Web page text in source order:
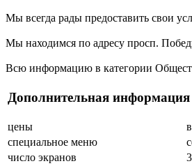
Мы всегда рады предоставить свои
Мы находимся по адресу просп.
Всю информацию в категории
Дополнительная информация
цены
специальное меню
число экранов
3